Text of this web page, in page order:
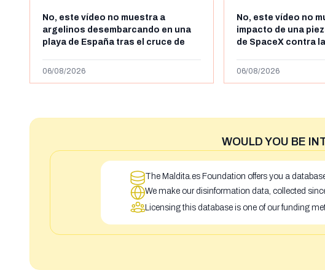
No, este vídeo no muestra a
argelinos desembarcando en una
playa de España tras el cruce de
de julio de 2026: son imágenes de
06/08/2026
No, este vídeo no
impacto de una
de SpaceX contra
menos abril de 2026
06/08/2026
WOULD YOU BE
The Maldita.es Foundation offers you a
We make our disinformation data, collected
Licensing this database is one of our funding